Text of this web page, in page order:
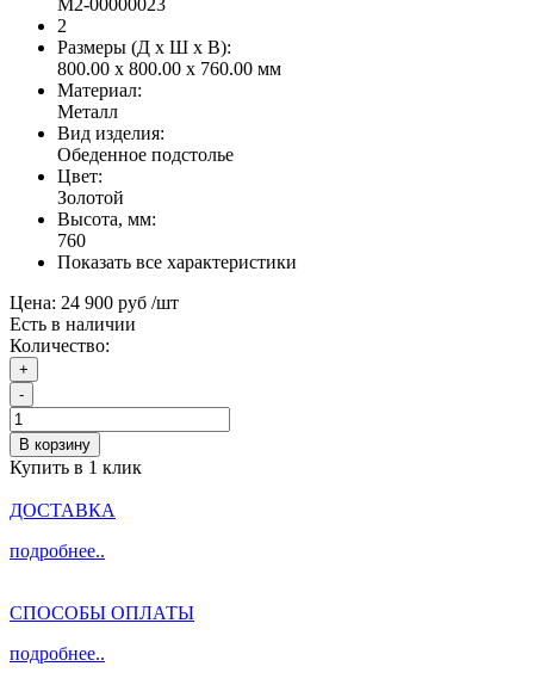
2
Размеры (Д x Ш x В):
800.00 x 800.00 x 760.00 мм
Материал:
Металл
Вид изделия:
Обеденное подстолье
Цвет:
Золотой
Высота, мм:
760
Показать все характеристики
Цена: 24 900 руб /шт
Есть в наличии
Количество:
+
-
В корзину
Купить в 1 клик
ДОСТАВКА
подробнее..
СПОСОБЫ ОПЛАТЫ
подробнее..